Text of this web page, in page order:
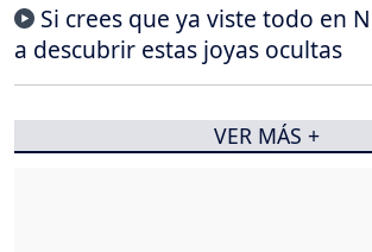
Si crees que ya viste todo en
a descubrir estas joyas ocultas
VER MÁS +